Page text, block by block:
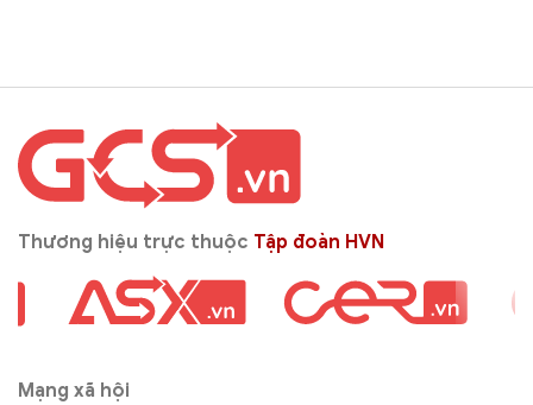
Thương hiệu trực thuộc Tập đoàn HVN
Mạng xã hội